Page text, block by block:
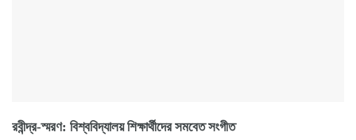
রবীন্দ্র-স্মরণ: বিশ্ববিদ্যালয় শিক্ষার্থীদের সমবেত সংগীত